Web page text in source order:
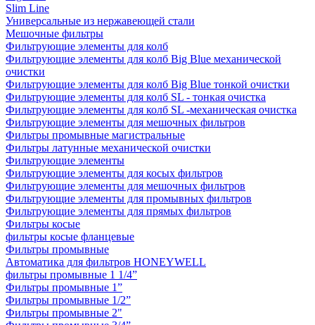
Slim Line
Универсальные из нержавеющей стали
Мешочные фильтры
Фильтрующие элементы для колб
Фильтрующие элементы для колб Big Blue механической
очистки
Фильтрующие элементы для колб Big Blue тонкой очистки
Фильтрующие элементы для колб SL - тонкая очистка
Фильтрующие элементы для колб SL -механическая очистка
Фильтрующие элементы для мешочных фильтров
Фильтры промывные магистральные
Фильтры латунные механической очистки
Фильтрующие элементы
Фильтрующие элементы для косых фильтров
Фильтрующие элементы для мешочных фильтров
Фильтрующие элементы для промывных фильтров
Фильтрующие элементы для прямых фильтров
Фильтры косые
фильтры косые фланцевые
Фильтры промывные
Автоматика для фильтров HONEYWELL
фильтры промывные 1 1/4”
Фильтры промывные 1”
Фильтры промывные 1/2”
Фильтры промывные 2"